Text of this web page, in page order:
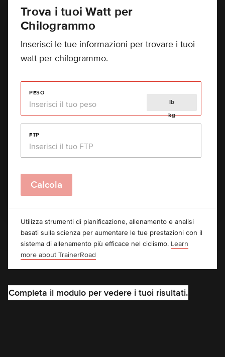
Trova i tuoi Watt per
Chilogrammo
Inserisci le tue informazioni per trovare i tuoi
watt per chilogrammo.
PESO
lb
kg
FTP
Calcola
Utilizza strumenti di pianificazione, allenamento e analisi
basati sulla scienza per aumentare le tue prestazioni con il
sistema di allenamento più efficace nel ciclismo. Learn
more about TrainerRoad
Completa il modulo per vedere i tuoi risultati.